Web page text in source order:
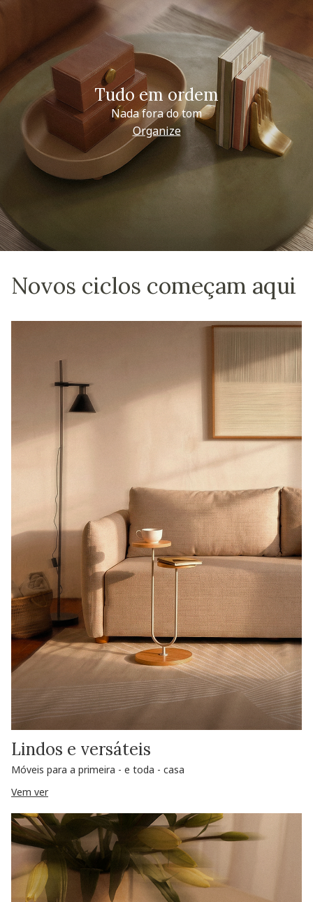
Tudo em ordem
Nada fora do tom
Organize
Novos ciclos começam aqui
Lindos e versáteis
Móveis para a primeira - e toda - casa
Vem ver